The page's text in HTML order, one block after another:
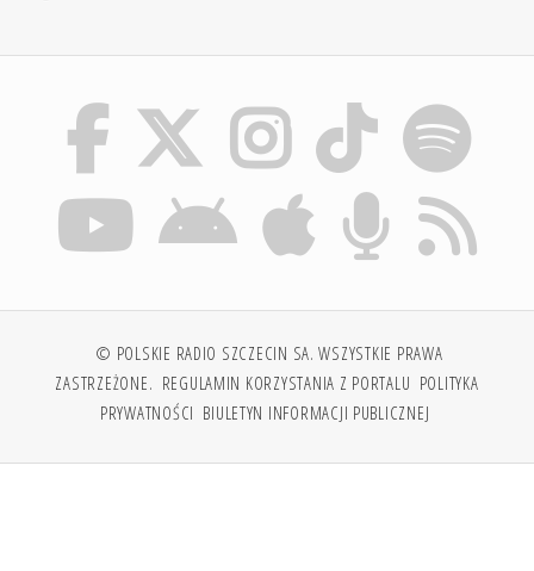
© POLSKIE RADIO SZCZECIN SA. WSZYSTKIE PRAWA
ZASTRZEŻONE. REGULAMIN KORZYSTANIA Z PORTALU POLITYKA
PRYWATNOŚCI BIULETYN INFORMACJI PUBLICZNEJ